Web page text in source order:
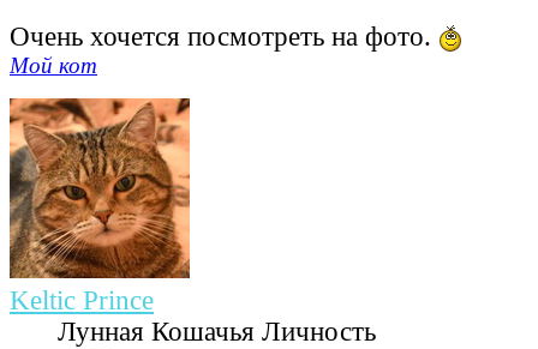
Очень хочется посмотреть на фото.
Мой кот
Keltic Prince
Лунная Кошачья Личность